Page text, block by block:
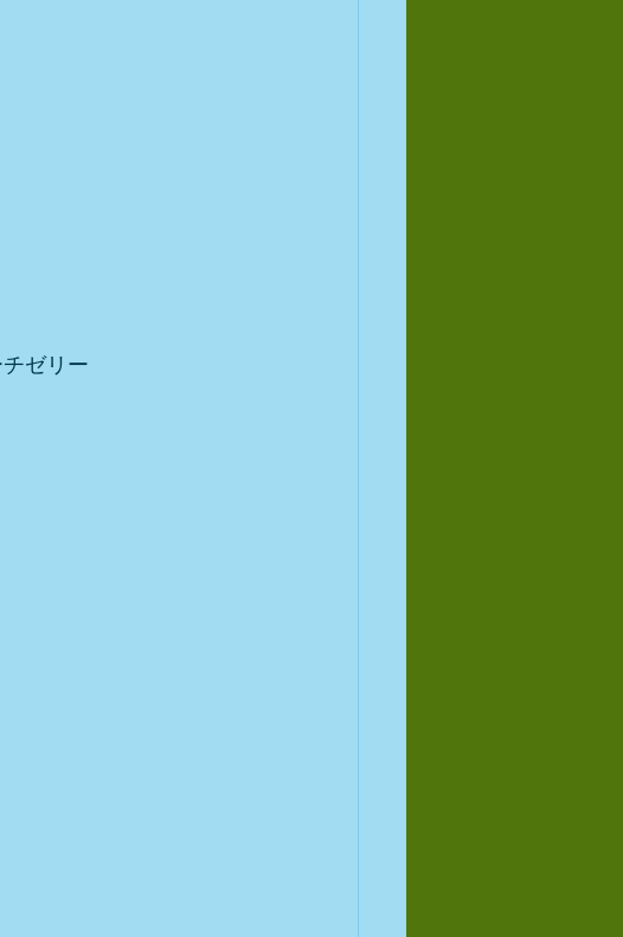
ゼリー